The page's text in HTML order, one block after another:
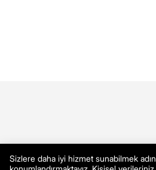
Sizlere daha iyi hizmet sunabilmek